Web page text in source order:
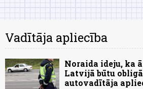
Vadītāja apliecība
Noraida ideju, ka
Latvijā būtu
autovadītāja